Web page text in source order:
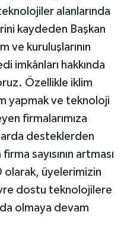
alanlarında
kaydeden Başkan
ve kuruluşlarının
imkânları hakkında
Özellikle iklim
yapmak ve teknoloji
firmalarımıza
desteklerden
sayısının artması
olarak, üyelerimizin
dostu teknolojilere
olmaya devam